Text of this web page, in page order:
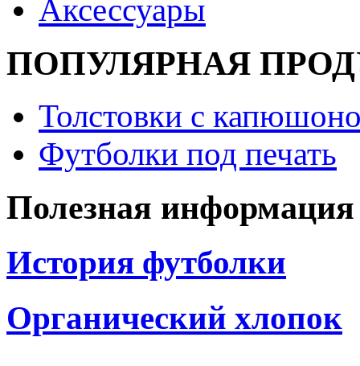
Аксессуары
ПОПУЛЯРНАЯ
Толстовки с
Футболки под печать
Полезная информация
История футболки
Органический хлопок